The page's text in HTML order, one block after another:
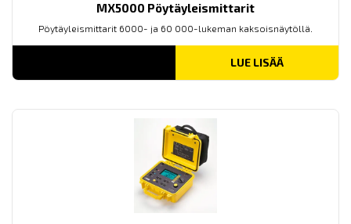
MX5000 Pöytäyleismittarit
Pöytäyleismittarit 6000- ja 60 000-lukeman kaksoisnäytöllä.
LUE LISÄÄ